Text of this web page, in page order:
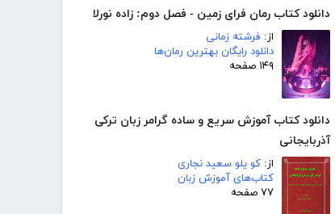
دانلود کتاب رمان فرای زمین - فصل دوم: زاده نورلا
از: فرشته زمانی
دانلود رایگان بهترین رمان‌ها
۱۴۹ صفحه
دانلود کتاب آموزش سریع و ساده گرامر زبان ترکی
آذربایجانی
از: کو یلو سعید نجاری
کتاب‌های آموزش زبان
۷۷ صفحه